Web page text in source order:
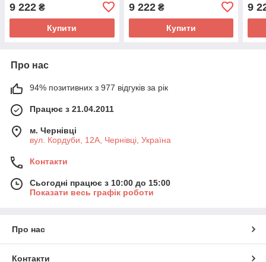
9 222 ₴
Купити
9 222₴
Купити
9
Про нас
94% позитивних з 977 відгуків за рік
Працює з 21.04.2011
м. Чернівці
вул. Кордуби, 12А, Чернівці, Україна
Контакти
Сьогодні працює з 10:00 до 15:00
Показати весь графік роботи
Про нас
Контакти